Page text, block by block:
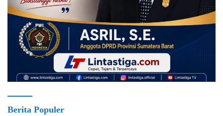
Berita Populer